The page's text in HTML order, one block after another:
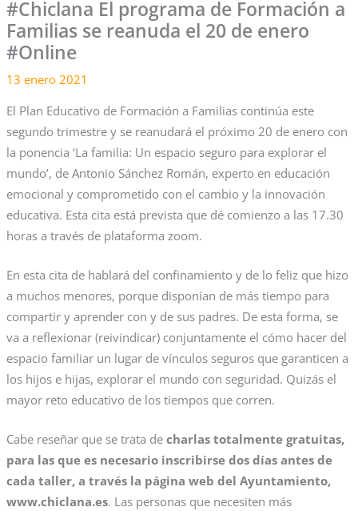
#Chiclana El programa de Formación a
Familias se reanuda el 20 de enero
#Online
13 enero 2021
El Plan Educativo de Formación a Familias continúa este
segundo trimestre y se reanudará el próximo 20 de enero con
la ponencia ‘La familia: Un espacio seguro para explorar el
mundo’, de Antonio Sánchez Román, experto en educación
emocional y comprometido con el cambio y la innovación
educativa. Esta cita está prevista que dé comienzo a las 17.30
horas a través de plataforma zoom.
En esta cita de hablará del confinamiento y de lo feliz que hizo
a muchos menores, porque disponían de más tiempo para
compartir y aprender con y de sus padres. De esta forma, se
va a reflexionar (reivindicar) conjuntamente el cómo hacer del
espacio familiar un lugar de vínculos seguros que garanticen a
los hijos e hijas, explorar el mundo con seguridad. Quizás el
mayor reto educativo de los tiempos que corren.
Cabe reseñar que se trata decharlas totalmente gratuitas,
para las que es necesario inscribirse dos días antes de
cada taller, a través la página web del Ayuntamiento,
www.chiclana.es. Las personas que necesiten más